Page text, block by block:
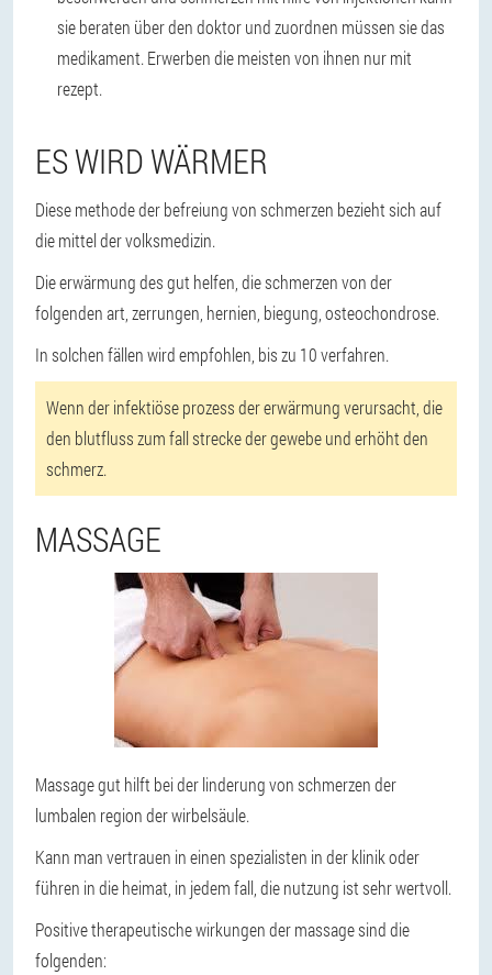
sie beraten über den doktor und zuordnen müssen sie das
medikament. Erwerben die meisten von ihnen nur mit
rezept.
ES WIRD WÄRMER
Diese methode der befreiung von schmerzen bezieht sich auf
die mittel der volksmedizin.
Die erwärmung des gut helfen, die schmerzen von der
folgenden art, zerrungen, hernien, biegung, osteochondrose.
In solchen fällen wird empfohlen, bis zu 10 verfahren.
Wenn der infektiöse prozess der erwärmung verursacht, die
den blutfluss zum fall strecke der gewebe und erhöht den
schmerz.
MASSAGE
Massage gut hilft bei der linderung von schmerzen der
lumbalen region der wirbelsäule.
Kann man vertrauen in einen spezialisten in der klinik oder
führen in die heimat, in jedem fall, die nutzung ist sehr wertvoll.
Positive therapeutische wirkungen der massage sind die
folgenden: